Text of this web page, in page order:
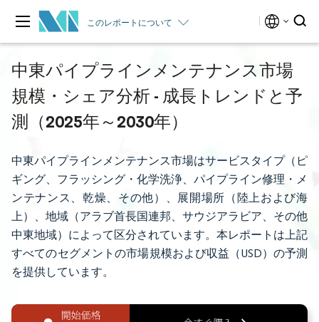
このレポートについて
中東パイプラインメンテナンス市場
規模・シェア分析 - 成長トレンドと予
測（2025年～2030年）
中東パイプラインメンテナンス市場はサービスタイプ（ピ
ギング、フラッシング・化学洗浄、パイプライン修理・メ
ンテナンス、乾燥、その他）、展開場所（陸上および海
上）、地域（アラブ首長国連邦、サウジアラビア、その他
中東地域）によって区分されています。本レポートは上記
すべてのセグメントの市場規模および収益（USD）の予測
を提供しています。